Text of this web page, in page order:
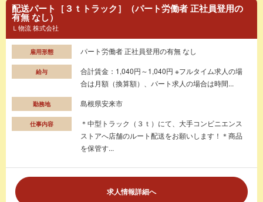
配送パート［３ｔトラック］（パート労働者 正社員登用の
有無 なし）
Ｌ物流 株式会社
雇用形態 パート労働者 正社員登用の有無 なし
給与
合計賃金：1,040円～1,040円 ※フルタイム求人の場
合は月額（換算額）、パート求人の場合は時間...
勤務地 島根県安来市
仕事内容
＊中型トラック（３ｔ）にて、大手コンビニエンス
ストアへ店舗のルート配送をお願いします！＊商品
を保管す...
求人情報詳細へ